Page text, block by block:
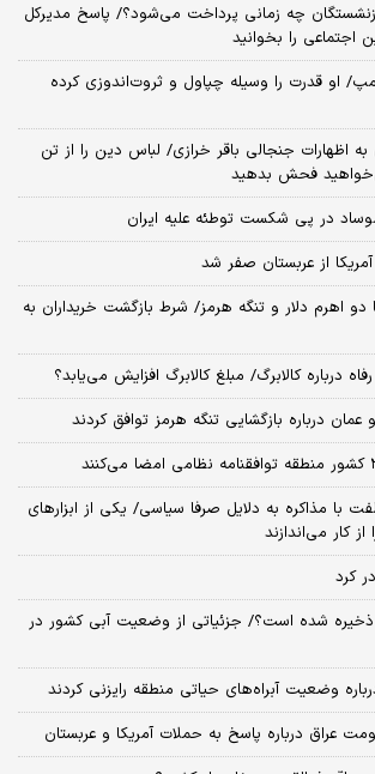
چه زمانی پرداخت می‌شود؟/ پاسخ مدیرکل
اجتماعی را بخوانید
او قدرت را وسیله چپاول و ثروت‌اندوزی کرده
اظهارات جنجالی باقر خرازی/ لباس دین را از تن
فحش بدهید
از عربستان صفر شد
اهرم دلار و تنگه هرمز/ شرط بازگشت خریداران به
درباره کالابرگ/ مبلغ کالابرگ افزایش می‌یابد؟
عمان درباره بازگشایی تنگه هرمز توافق کردند
با مذاکره به دلایل صرفا سیاسی/ یکی از ابزارهای
کار می‌اندازند
کرد
شده است؟/ جزئیاتی از وضعیت آبی کشور در
وضعیت آبراه‌های حیاتی منطقه رایزنی کردند
عراق درباره پاسخ به حملات آمریکا و عربستان